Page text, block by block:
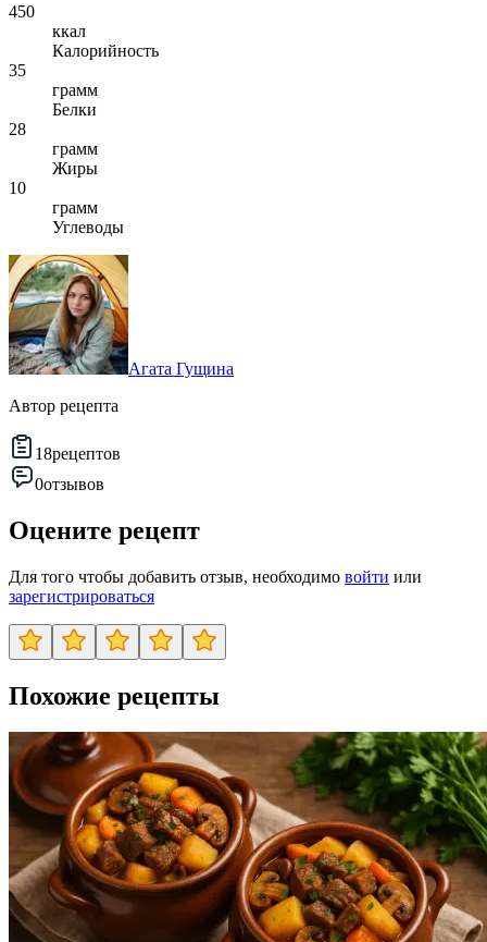
450
ккал
Калорийность
35
грамм
Белки
28
грамм
Жиры
10
грамм
Углеводы
Агата Гущина
Автор рецепта
18рецептов
0отзывов
Оцените рецепт
Для того чтобы добавить отзыв, необходимо войти или
зарегистрироваться
Похожие рецепты